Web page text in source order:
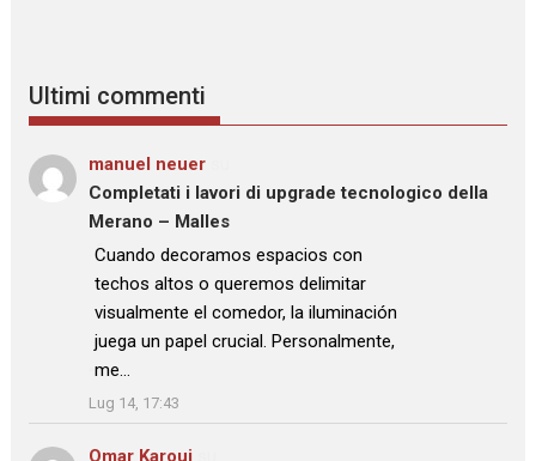
Ultimi commenti
manuel neuer
Completati i lavori di upgrade tecnologico della
Merano – Malles
: “
Cuando decoramos espacios con
techos altos o queremos delimitar
visualmente el comedor, la iluminación
juega un papel crucial. Personalmente,
me…
”
Lug 14, 17:43